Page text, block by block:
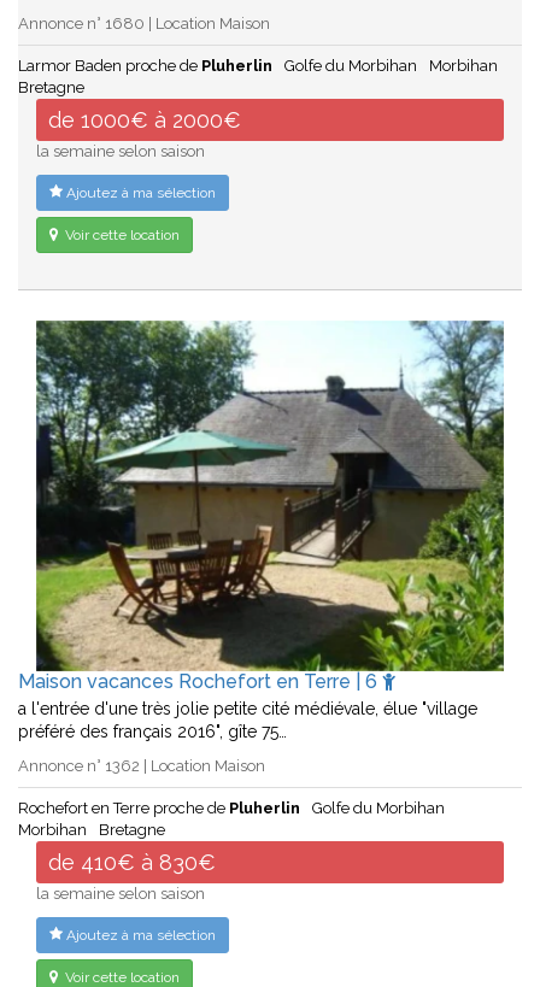
Annonce n° 1680 | Location Maison
Larmor Baden proche de Pluherlin Golfe du Morbihan
Morbihan
Bretagne
de 1000€ à 2000€
la semaine selon saison
Ajoutez à ma sélection
Voir cette location
Maison vacances Rochefort en Terre | 6
a l'entrée d'une très jolie petite cité médiévale, élue "village
préféré des français 2016", gîte 75…
Annonce n° 1362 | Location Maison
Rochefort en Terre proche de Pluherlin
Golfe du Morbihan
Morbihan
Bretagne
de 410€ à 830€
la semaine selon saison
Ajoutez à ma sélection
Voir cette location